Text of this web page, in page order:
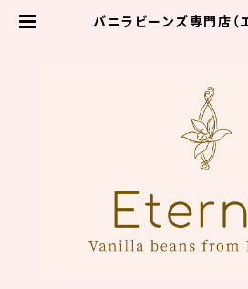
バニラビーンズ専門店（